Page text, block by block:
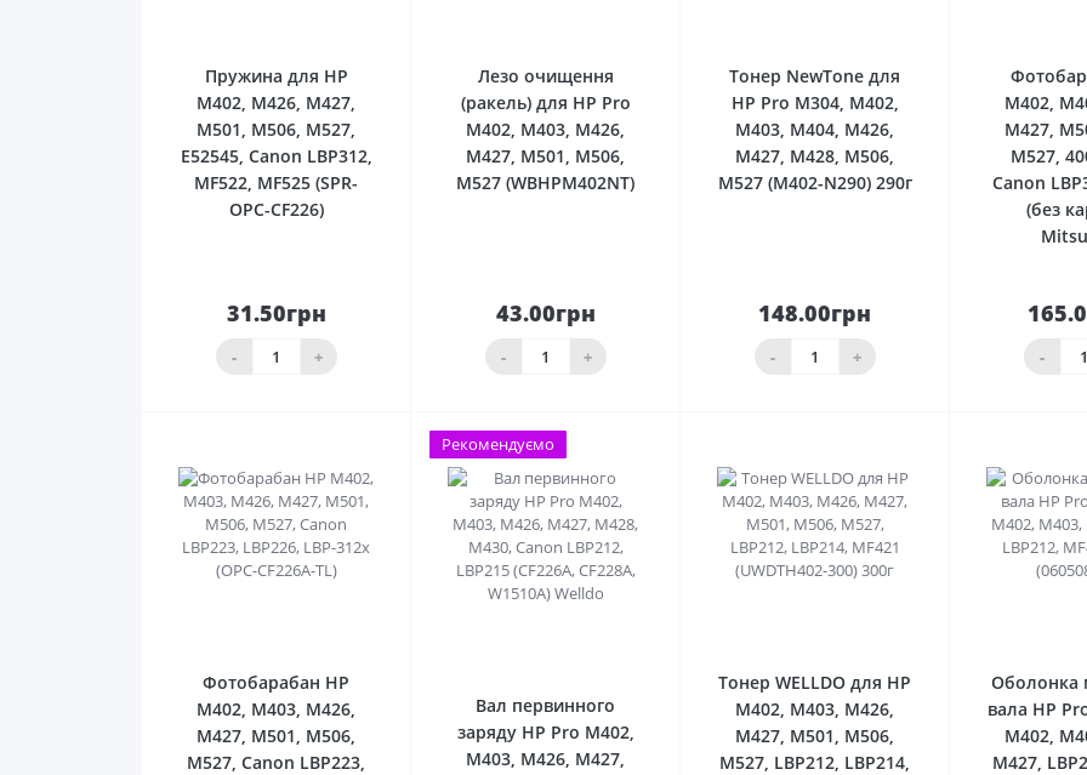
Пружина для HP
M402, M426, M427,
M501, M506, M527,
E52545, Canon LBP312,
MF522, MF525 (SPR-
OPC-CF226)
31.50грн
- +
кошика
Лезо очищення
(ракель) для HP Pro
M402, M403, M426,
M427, M501, M506,
M527 (WBHPM402NT)
43.00грн
- +
кошика
Тонер NewTone для
HP Pro M304, M402,
M403, M404, M426,
M427, M428, M506,
M527 (M402-N290) 290г
148.00грн
- +
До
кошика
M402,
M427,
M527,
Canon
(без
-
Фотобарабан HP
M402, M403, M426,
M427, M501, M506,
M527, Canon LBP223,
Рекомендуємо
Вал первинного
заряду HP Pro M402,
M403, M426, M427,
Тонер WELLDO для HP
M402, M403, M426,
M427, M501, M506,
M527, LBP212, LBP214,
Оболонка
вала HP
M402,
M427,